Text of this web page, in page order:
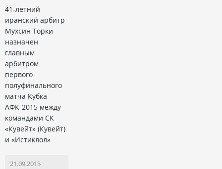
41-летний
иранский арбитр
Мухсин Торки
назначен
главным
арбитром
первого
полуфинального
матча Кубка
АФК-2015 между
командами СК
«Кувейт» (Кувейт)
и «Истиклол»
21.09.2015